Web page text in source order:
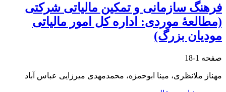
فرهنگ سازمانی و تمکین مالیاتی شرکتی
(مطالعۀ موردی: اداره کل امور مالیاتی
مودیان بزرگ)
صفحه 1-18
مهناز ملانظری، مینا ابوحمزه، محمدمهدی میرزایی عباس آباد